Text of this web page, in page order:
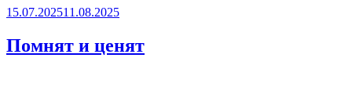
Опубликовано
15.07.202511.08.2025
Помнят и ценят